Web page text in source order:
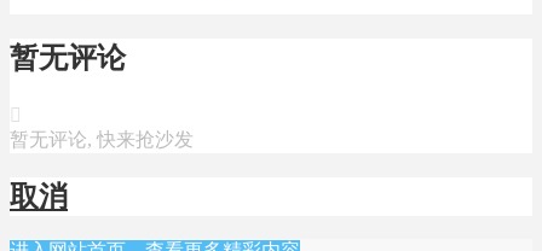
暂无评论

暂无评论, 快来抢沙发
取消